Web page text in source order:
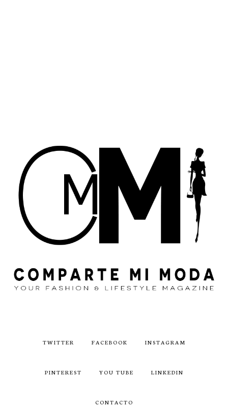
TWITTER FACEBOOK INSTAGRAM
PINTEREST YOU TUBE LINKEDIN
CONTACTO